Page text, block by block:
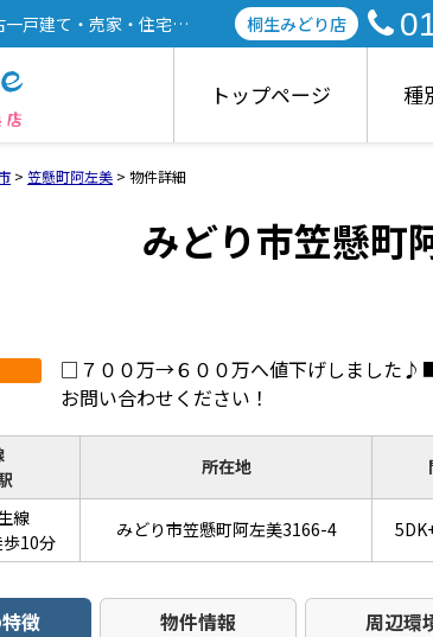
戸建て・売家・住宅
桐生みどり店
トップページ 種
> 笠懸町阿左美 > 物件詳細
みどり市笠懸町
□７００万→６００万へ値下げしました
お問い合わせください！
所在地
線
10分
みどり市笠懸町阿左美3166-4
徴 物件情報 周辺環